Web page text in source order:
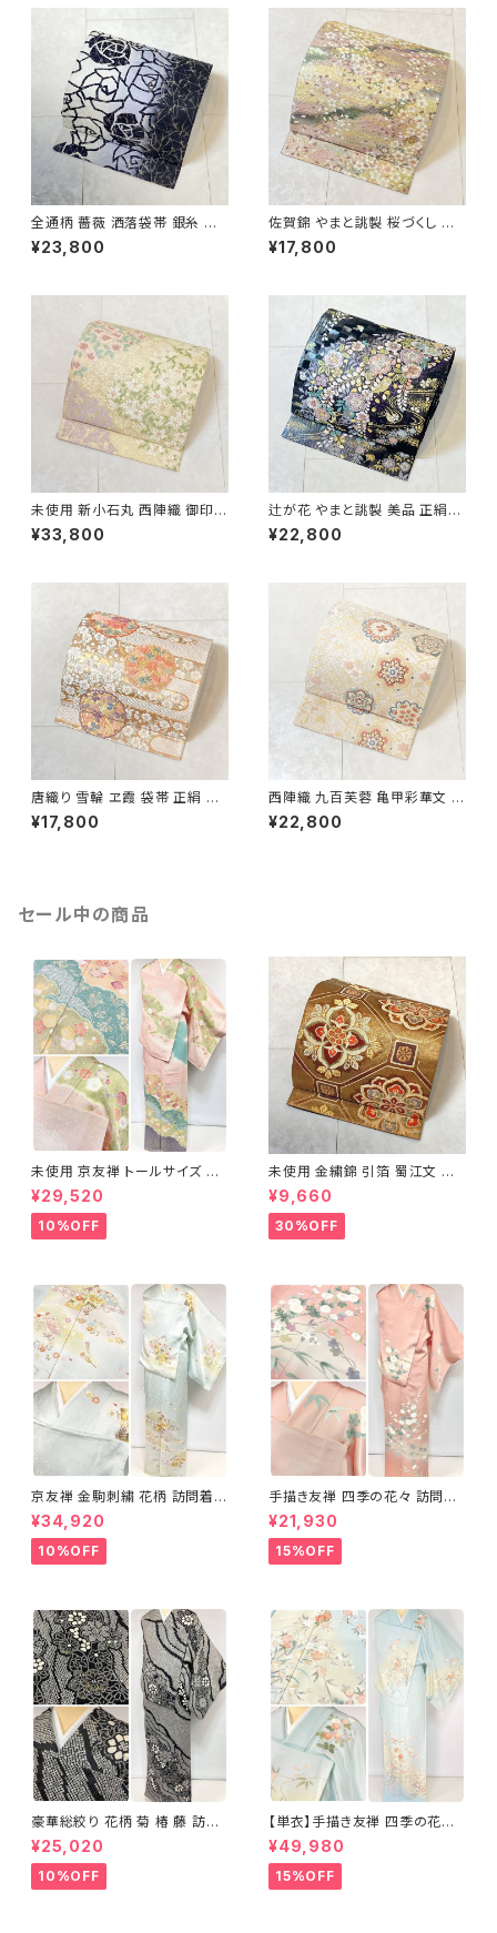
全通柄 薔薇 洒落袋帯 銀糸 長
尺 正絹 白 黒 青紫 659
¥23,800
佐賀錦 やまと誂製 桜づくし 袋
帯 正絹 金銀糸 ラメ ピンク 白
722
¥17,800
未使用 新小石丸 西陣織 御印華
唐織 花柄 袋帯 正絹 金糸 白 ク
リーム ピンク 紫 576
¥33,800
辻が花 やまと誂製 美品 正絹
金糸 袋帯 黒 紺 紫 パステルカ
ラー 702
¥22,800
唐織り 雪輪 ヱ霞 袋帯 正絹 金
糸 白 ピンク 水色 紫 パステルカ
ラー 531
¥17,800
西陣織 九百芙蓉 亀甲彩華文 唐
織り 袋帯 正絹 金糸 クリーム色
白 667
¥22,800
セール中の商品
未使用 京友禅 トールサイズ 染
め分け 金彩 訪問着 袷 正絹 ピ
ンク 黄緑 紫 黄色 1438
¥29,520
10%OFF
未使用 金繍錦 引箔 蜀江文 唐
織 華紋 袋帯 正絹 金糸 ゴール
ド 赤 紫 710
¥9,660
30%OFF
京友禅 金駒刺繍 花柄 訪問着
正絹 水色 黄緑 パステルカラー
アイスグリーン 1433
¥34,920
10%OFF
手描き友禅 四季の花々 訪問着
袷 正絹 サーモンピンク クリー
ム 白 桃花色 1434
¥21,930
15%OFF
豪華総絞り 花柄 菊 椿 藤 訪問
着 鹿の子絞り ラメ 正絹 黒 白
グレー 1435
¥25,020
10%OFF
【単衣】手描き友禅 四季の花々
正絹 訪問着 水色 黄緑 白 パス
テルカラー 1431
¥49,980
15%OFF